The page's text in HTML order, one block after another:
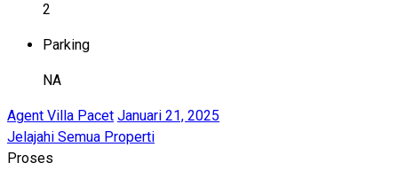
2
Parking
NA
Agent Villa Pacet Januari 21, 2025
Jelajahi Semua Properti
Proses